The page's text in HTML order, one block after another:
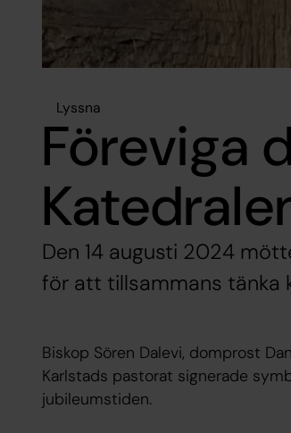
Lyssna
Föreviga
Den 14 augusti 2024
för att tillsammans
Biskop Sören Dalevi, domprost
Karlstads pastorat signerade
jubileumstiden.